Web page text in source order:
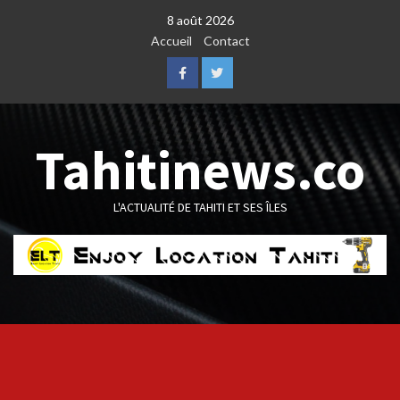
8 août 2026
Accueil
Contact
FacebookTwitter
Tahitinews.co
L'ACTUALITÉ DE TAHITI ET SES ÎLES